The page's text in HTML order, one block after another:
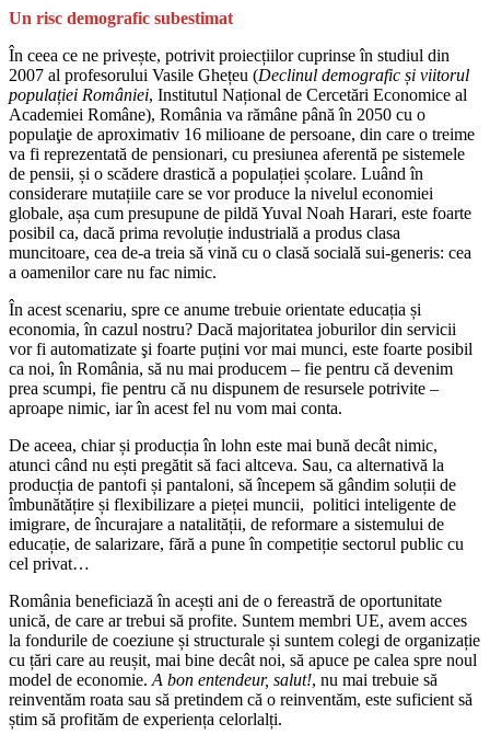
Un risc demografic subestimat
În ceea ce ne privește, potrivit proiecțiilor cuprinse în studiul din
2007 al profesorului Vasile Ghețeu (Declinul demografic și viitorul
populației României, Institutul Național de Cercetări Economice al
Academiei Române), România va rămâne până în 2050 cu o
populaţie de aproximativ 16 milioane de persoane, din care o treime
va fi reprezentată de pensionari, cu presiunea aferentă pe sistemele
de pensii, și o scădere drastică a populației școlare. Luând în
considerare mutațiile care se vor produce la nivelul economiei
globale, așa cum presupune de pildă Yuval Noah Harari, este foarte
posibil ca, dacă prima revoluție industrială a produs clasa
muncitoare, cea de-a treia să vină cu o clasă socială sui-generis: cea
a oamenilor care nu fac nimic.
În acest scenariu, spre ce anume trebuie orientate educația și
economia, în cazul nostru? Dacă majoritatea joburilor din servicii
vor fi automatizate şi foarte puțini vor mai munci, este foarte posibil
ca noi, în România, să nu mai producem – fie pentru că devenim
prea scumpi, fie pentru că nu dispunem de resursele potrivite –
aproape nimic, iar în acest fel nu vom mai conta.
De aceea, chiar și producția în lohn este mai bună decât nimic,
atunci când nu ești pregătit să faci altceva. Sau, ca alternativă la
producția de pantofi și pantaloni, să începem să gândim soluții de
îmbunătățire și flexibilizare a pieței muncii, politici inteligente de
imigrare, de încurajare a natalității, de reformare a sistemului de
educație, de salarizare, fără a pune în competiție sectorul public cu
cel privat…
România beneficiază în acești ani de o fereastră de oportunitate
unică, de care ar trebui să profite. Suntem membri UE, avem acces
la fondurile de coeziune și structurale și suntem colegi de organizație
cu țări care au reușit, mai bine decât noi, să apuce pe calea spre noul
model de economie.A bon entendeur, salut!, nu mai trebuie să
reinventăm roata sau să pretindem că o reinventăm, este suficient să
știm să profităm de experiența celorlalți.